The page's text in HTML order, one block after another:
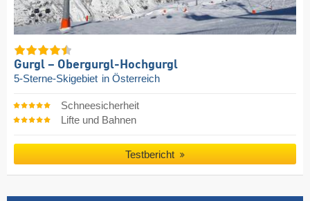
Gurgl – Obergurgl-Hochgurgl
5-Sterne-Skigebiet in Österreich
Schneesicherheit
Lifte und Bahnen
Testbericht